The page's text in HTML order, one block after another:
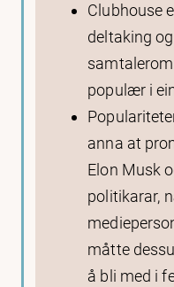
Clubhouse
deltaking
populær i
anna at
Elon Musk
politikarar,
måtte
å bli med i